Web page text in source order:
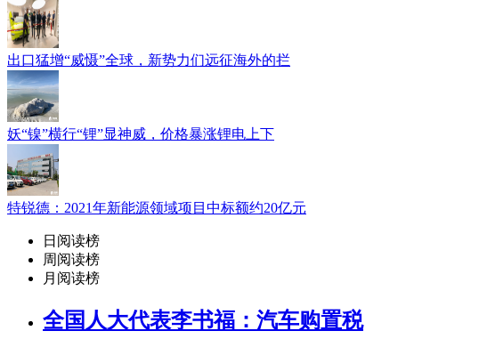
出口猛增“威慑”全球，新势力们远征海外的拦
妖“镍”横行“锂”显神威，价格暴涨锂电上下
特锐德：2021年新能源领域项目中标额约20亿元
日阅读榜
周阅读榜
月阅读榜
全国人大代表李书福：汽车购置税